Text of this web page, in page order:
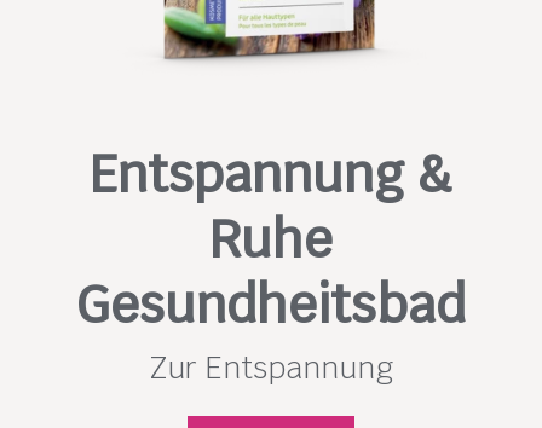
Entspannung &
Ruhe
Gesundheitsbad
Zur Entspannung